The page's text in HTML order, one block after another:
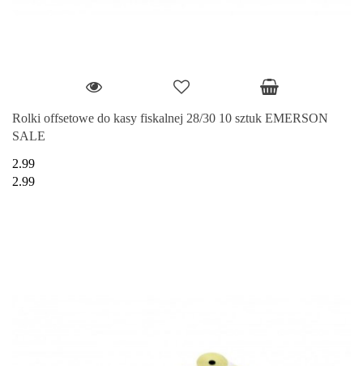
Rolki offsetowe do kasy fiskalnej 28/30 10 sztuk EMERSON
SALE
2.99
2.99